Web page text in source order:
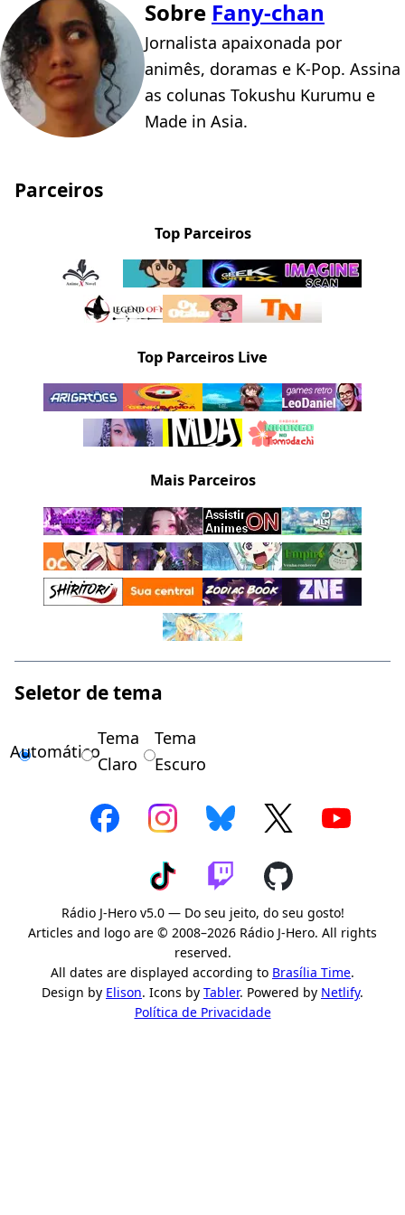
Sobre Fany-chan
Jornalista apaixonada por
animês, doramas e K-Pop. Assina
as colunas Tokushu Kurumu e
Made in Asia.
Parceiros
Top Parceiros
Top Parceiros Live
Mais Parceiros
Seletor de tema
Automático
Tema
Claro
Tema
Escuro
Rádio J-Hero v5.0 — Do seu jeito, do seu gosto!
Articles and logo are © 2008–2026 Rádio J-Hero. All rights
reserved.
All dates are displayed according to Brasília Time.
Design by Elison. Icons by Tabler. Powered by Netlify.
Política de Privacidade